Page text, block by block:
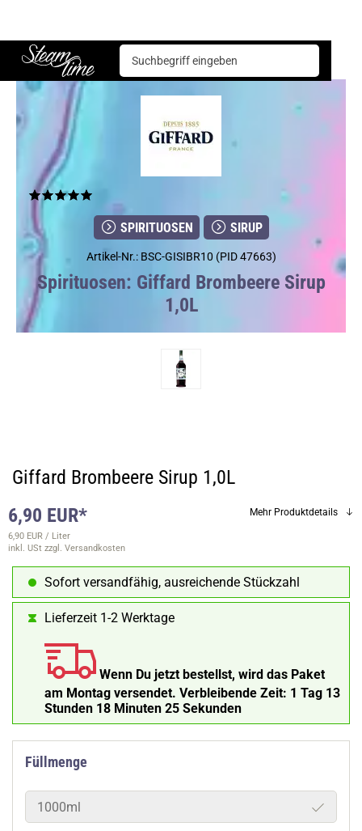
Steam time
Spirituosen Giffard Brombeere Sirup 1,0L
SPIRITUOSEN SIRUP
Artikel-Nr.: BSC-GISIBR10 (PID 47663)
Spirituosen: Giffard Brombeere Sirup
1,0L
Giffard Brombeere Sirup 1,0L
6,90 EUR*
6,90 EUR / Liter
inkl. USt zzgl. Versandkosten
Mehr Produktdetails
Sofort versandfähig, ausreichende Stückzahl
Lieferzeit 1-2 Werktage
Wenn Du jetzt bestellst, wird das Paket
am Montag versendet. Verbleibende Zeit: 1 Tag 13
Stunden 18 Minuten 24 Sekunden
Füllmenge
1000ml